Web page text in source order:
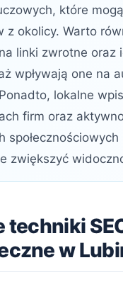
które
z okolicy. Warto
linki zwrotne oraz
wpływają one na
lokalne
firm oraz
społecznościowych
zwiększyć
techniki
w